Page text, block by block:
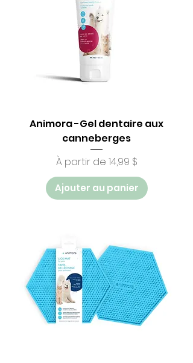
Animora -Gel dentaire aux
canneberges
À partir de 14,99 $
Prix promotionnel
Ajouter au panier